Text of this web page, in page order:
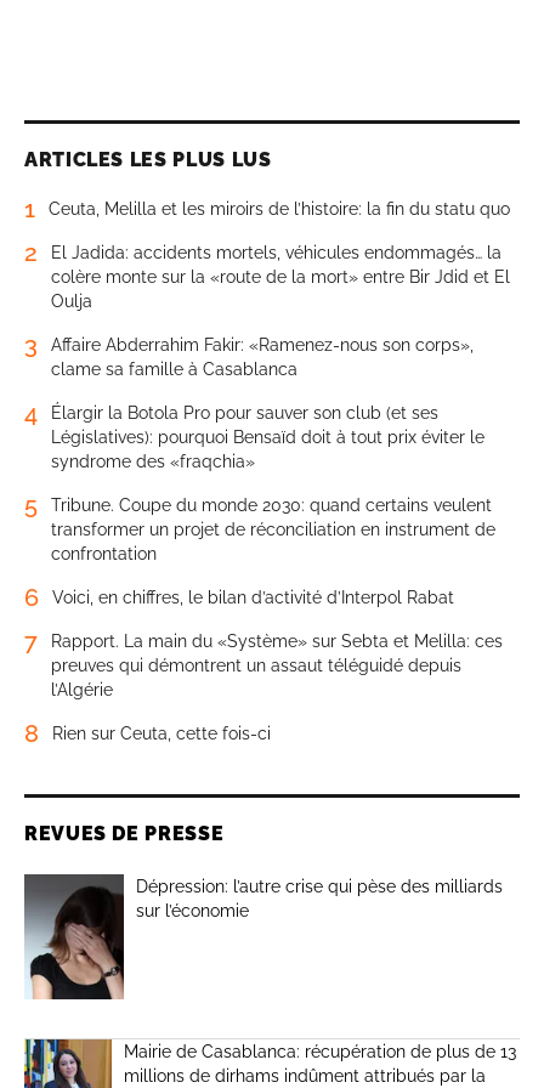
ARTICLES LES PLUS LUS
1 Ceuta, Melilla et les miroirs de l’histoire: la fin du statu quo
2
El Jadida: accidents mortels, véhicules endommagés… la
colère monte sur la «route de la mort» entre Bir Jdid et El
Oulja
3
Affaire Abderrahim Fakir: «Ramenez-nous son corps»,
clame sa famille à Casablanca
4
Élargir la Botola Pro pour sauver son club (et ses
Législatives): pourquoi Bensaïd doit à tout prix éviter le
syndrome des «fraqchia»
5
Tribune. Coupe du monde 2030: quand certains veulent
transformer un projet de réconciliation en instrument de
confrontation
6 Voici, en chiffres, le bilan d’activité d’Interpol Rabat
7
Rapport. La main du «Système» sur Sebta et Melilla: ces
preuves qui démontrent un assaut téléguidé depuis
l’Algérie
8 Rien sur Ceuta, cette fois-ci
REVUES DE PRESSE
Dépression: l’autre crise qui pèse des milliards
sur l’économie
Mairie de Casablanca: récupération de plus de 13
millions de dirhams indûment attribués par la